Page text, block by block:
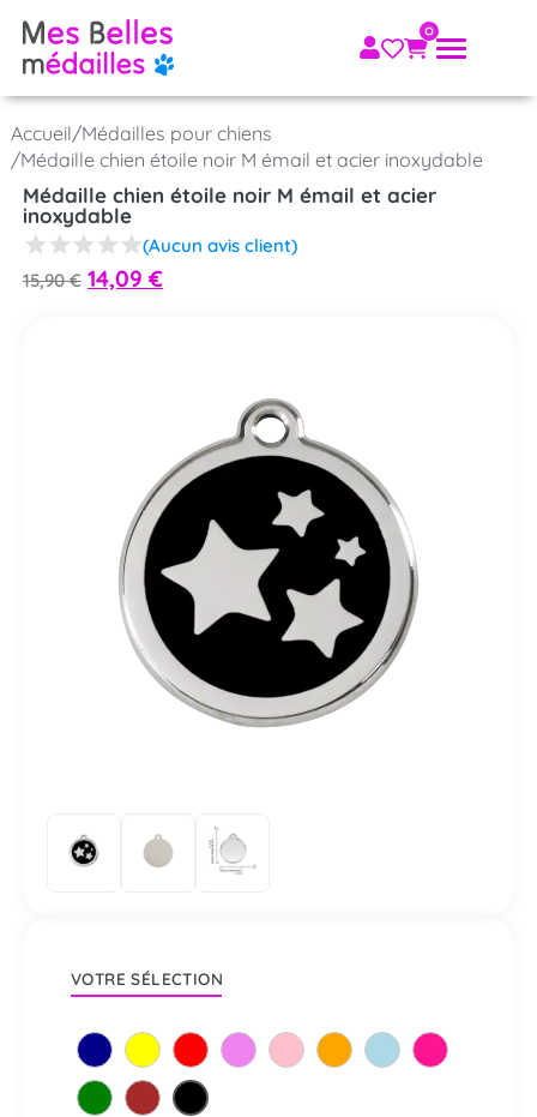
Accueil/Médailles pour chiens
/Médaille chien étoile noir M émail et acier inoxydable
Médaille chien étoile noir M émail et acier
inoxydable
(Aucun avis client)
15,90€ 14,09 €
VOTRE SÉLECTION